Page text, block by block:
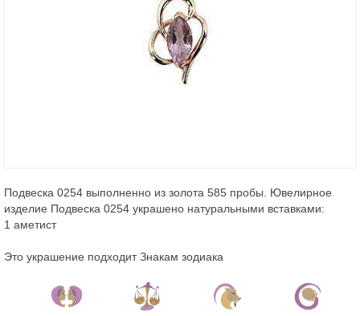
Подвеска 0254 выполненно из золота 585 пробы. Ювелирное
изделие Подвеска 0254 украшено натуральными вставками:
1 аметист
Это украшение подходит Знакам зодиака